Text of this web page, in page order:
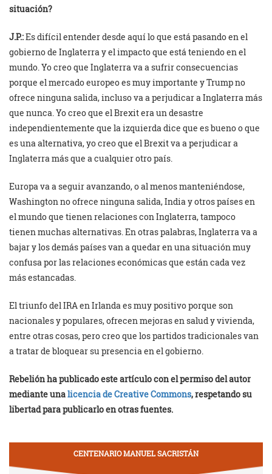
situación?
J.P.:Es difícil entender desde aquí lo que está pasando en el
gobierno de Inglaterra y el impacto que está teniendo en el
mundo. Yo creo que Inglaterra va a sufrir consecuencias
porque el mercado europeo es muy importante y Trump no
ofrece ninguna salida, incluso va a perjudicar a Inglaterra más
que nunca. Yo creo que el Brexit era un desastre
independientemente que la izquierda dice que es bueno o que
es una alternativa, yo creo que el Brexit va a perjudicar a
Inglaterra más que a cualquier otro país.
Europa va a seguir avanzando, o al menos manteniéndose,
Washington no ofrece ninguna salida, India y otros países en
el mundo que tienen relaciones con Inglaterra, tampoco
tienen muchas alternativas. En otras palabras, Inglaterra va a
bajar y los demás países van a quedar en una situación muy
confusa por las relaciones económicas que están cada vez
más estancadas.
El triunfo del IRA en Irlanda es muy positivo porque son
nacionales y populares, ofrecen mejoras en salud y vivienda,
entre otras cosas, pero creo que los partidos tradicionales van
a tratar de bloquear su presencia en el gobierno.
Rebelión ha publicado este artículo con el permiso del autor
mediante unalicencia de Creative Commons, respetando su
libertad para publicarlo en otras fuentes.
CENTENARIO MANUEL SACRISTÁN